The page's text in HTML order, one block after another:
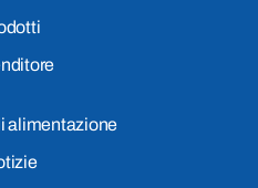
alimentazione